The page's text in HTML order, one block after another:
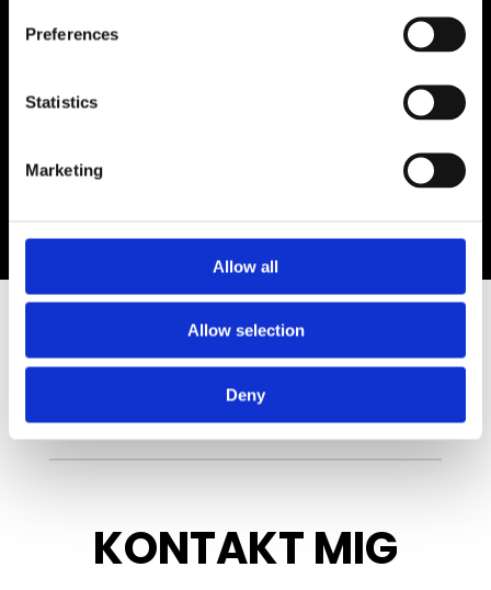
Preferences
Statistics
Marketing
Allow all
Allow selection
Deny
Arbejdsmiljø og trivsel
Stress og belastningsreaktioner
professionelle
Håndtering af sekundær traumatisering
BOOK DIN TID
KONTAKT MIG